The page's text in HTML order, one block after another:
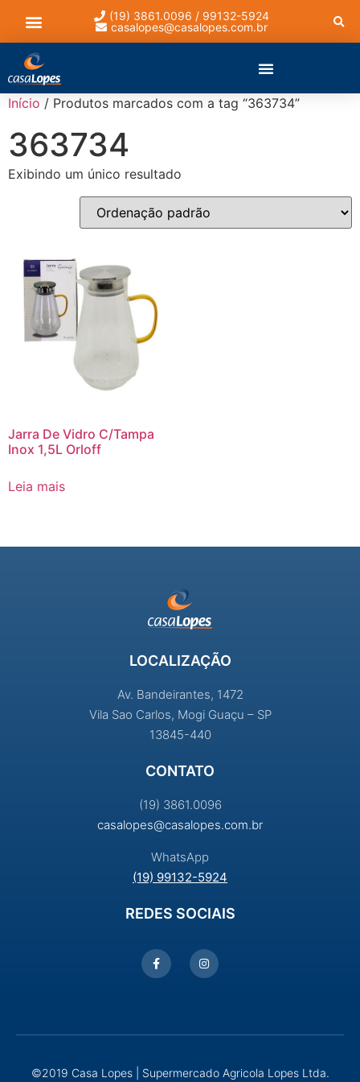
(19) 3861.0096 / 99132-5924
casalopes@casalopes.com.br
Início / Produtos marcados com a tag “363734”
363734
Exibindo um único resultado
Jarra De Vidro C/Tampa
Inox 1,5L Orloff
Leia mais
LOCALIZAÇÃO
Av. Bandeirantes, 1472
Vila Sao Carlos, Mogi Guaçu – SP
13845-440
CONTATO
(19) 3861.0096
casalopes@casalopes.com.br
WhatsApp
(19) 99132-5924
REDES SOCIAIS
©2019 Casa Lopes | Supermercado Agricola Lopes Ltda.